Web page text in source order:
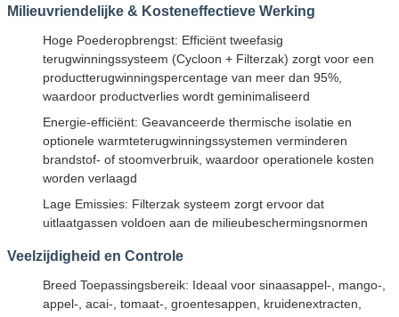
Milieuvriendelijke & Kosteneffectieve Werking
Hoge Poederopbrengst: Efficiënt tweefasig
terugwinningssysteem (Cycloon + Filterzak) zorgt voor een
productterugwinningspercentage van meer dan 95%,
waardoor productverlies wordt geminimaliseerd
Energie-efficiënt: Geavanceerde thermische isolatie en
optionele warmteterugwinningssystemen verminderen
brandstof- of stoomverbruik, waardoor operationele kosten
worden verlaagd
Lage Emissies: Filterzak systeem zorgt ervoor dat
uitlaatgassen voldoen aan de milieubeschermingsnormen
Veelzijdigheid en Controle
Breed Toepassingsbereik: Ideaal voor sinaasappel-, mango-,
appel-, acai-, tomaat-, groentesappen, kruidenextracten,